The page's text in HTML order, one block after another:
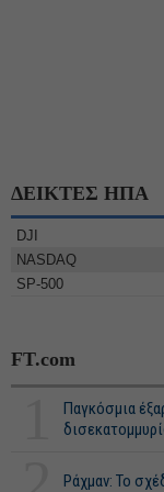
ΔΕΙΚΤΕΣ ΗΠΑ
DJI
NASDAQ
SP-500
FT.com
Παγκόσμια
Ράχμαν: Το